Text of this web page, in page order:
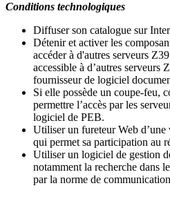
Conditions technologiques
Diffuser son catalogue sur
Détenir et activer les
accéder à d'autres serveurs
accessible à d’autres serveurs
fournisseur de logiciel
Si elle possède un coupe-feu,
permettre l’accès par les
logiciel de PEB.
Utiliser un fureteur Web d’une
qui permet sa participation au
Utiliser un logiciel de gestion
notamment la recherche dans
par la norme de